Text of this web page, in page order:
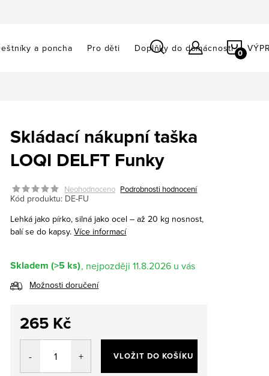
a poncha Pro děti Doplňky do domácnosti
Skládací nákupní taška
LOQI DELFT Funky
Neohodnoceno Podrobnosti hodnocení
Kód produktu: DE-FU
Lehká jako pírko, silná jako ocel – až 20 kg nosnost,
balí se do kapsy.Více informací
Skladem (>5 ks) 11.8.2026
Možnosti doručení
265 Kč
Měrná
VLOŽIT DO KOŠÍKU